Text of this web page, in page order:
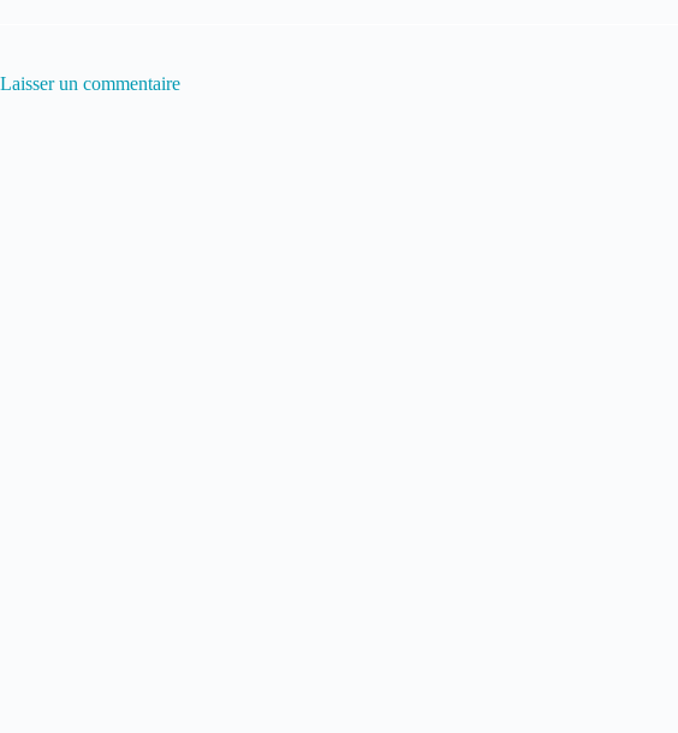
Laisser un commentaire